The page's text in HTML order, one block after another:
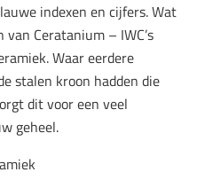
indexen en cijfers. Wat
Ceratanium – IWC’s
Waar eerdere
stalen kroon hadden die
dit voor een veel
geheel.